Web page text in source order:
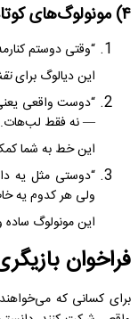
۴) مونولوگ‌های کوتاه درباره دوستی و ارتباطات
“وقتی دوستم
این دیالوگ برای
“دوست واقعی
— نه فقط
این خط به شما
“دوستی مثل یه
ولی هر کدوم یه
این مونولوگ
فراخوان
برای کسانی که